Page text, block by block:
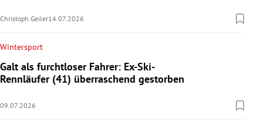
Christoph Geiler14.07.2026
Wintersport
Galt als furchtloser Fahrer: Ex-Ski-
Rennläufer (41) überraschend gestorben
09.07.2026